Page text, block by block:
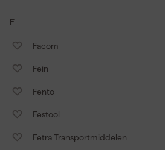
F
Facom
Fein
Fento
Festool
Fetra Transportmiddelen